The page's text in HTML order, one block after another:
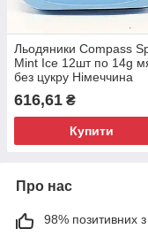
Льодяники Compass
Mint Ice 12шт по 14g
без цукру Німеччина
616,61 ₴
Купити
Про нас
98% позитивних з